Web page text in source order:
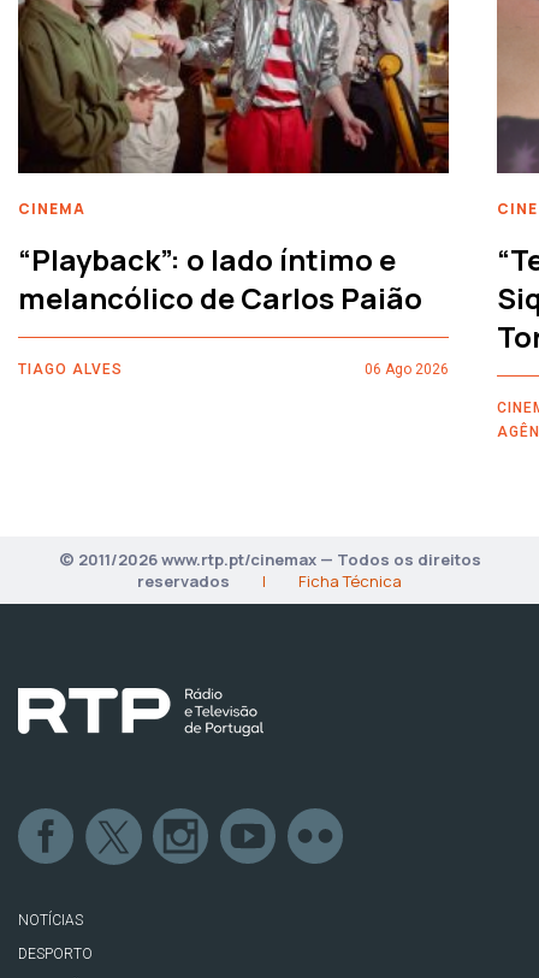
CINEMA
“Playback”: o lado íntimo e
melancólico de Carlos Paião
TIAGO ALVES 06 Ago 2026
© 2011/2026 www.rtp.pt/cinemax — Todos os direitos
reservados
| Ficha Técnica
NOTÍCIAS
DESPORTO